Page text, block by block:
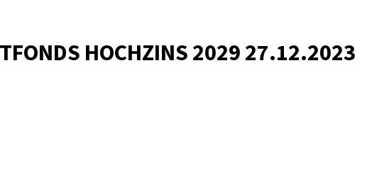
HOCHZINS 2029 27.12.2023